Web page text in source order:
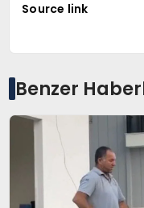
Source link
Benzer